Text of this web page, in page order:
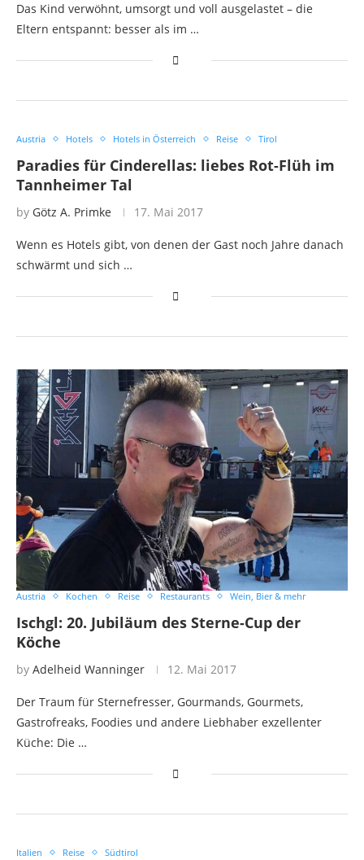
Das Kind verwöhnt, umsorgt und voll ausgelastet – die
Eltern entspannt: besser als im …
Austria Hotels Hotels in Österreich Reise Tirol
Paradies für Cinderellas: liebes Rot-Flüh im
Tannheimer Tal
by Götz A. Primke 17. Mai 2017
Wenn es Hotels gibt, von denen der Gast noch Jahre danach
schwärmt und sich …
Austria Kochen Reise Restaurants Wein, Bier & mehr
Ischgl: 20. Jubiläum des Sterne-Cup der
Köche
by Adelheid Wanninger 12. Mai 2017
Der Traum für Sternefresser, Gourmands, Gourmets,
Gastrofreaks, Foodies und andere Liebhaber exzellenter
Küche: Die …
Italien Reise Südtirol